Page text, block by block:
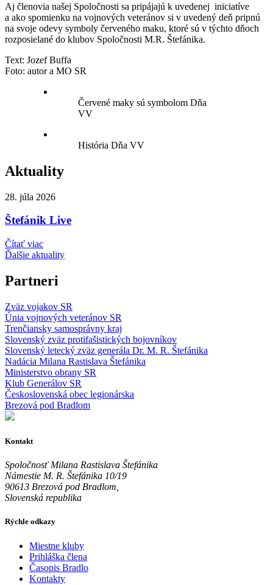
Aj členovia našej Spoločnosti sa pripájajú k uvedenej iniciatíve
a ako spomienku na vojnových veteránov si v uvedený deň pripnú
na svoje odevy symboly červeného maku, ktoré sú v týchto dňoch
rozposielané do klubov Spoločnosti M.R. Štefánika.
Text: Jozef Buffa
Foto: autor a MO SR
Červené maky sú symbolom Dňa
VV
História Dňa VV
Aktuality
28. júla 2026
Štefánik Live
Čítať viac
Ďalšie aktuality
Partneri
Zväz vojakov SR
Únia vojnových veteránov SR
Trenčiansky samosprávny kraj
Slovenský zväz protifašistických bojovníkov
Slovenský letecký zväz generála Dr. M. R. Štefánika
Nadácia Milana Rastislava Štefánika
Ministerstvo obrany SR
Klub Generálov SR
Československá obec legionárska
Brezová pod Bradlom
Kontakt
Spoločnosť Milana Rastislava Štefánika
Námestie M. R. Štefánika 10/19
90613 Brezová pod Bradlom,
Slovenská republika
Rýchle odkazy
Miestne kluby
Prihláška člena
Časopis Bradlo
Kontakty